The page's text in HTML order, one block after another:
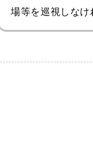
場等を巡視しなけ